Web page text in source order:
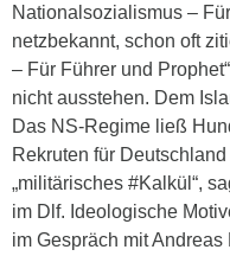
Nationalsozialismus –
netzbekannt, schon oft
– Für Führer und
nicht ausstehen. Dem
Das NS-Regime ließ
Rekruten für
„militärisches #Kalkül“,
im Dlf. Ideologische
im Gespräch mit Andreas